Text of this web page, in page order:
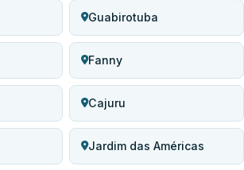
Guabirotuba
Fanny
Cajuru
Jardim das Américas